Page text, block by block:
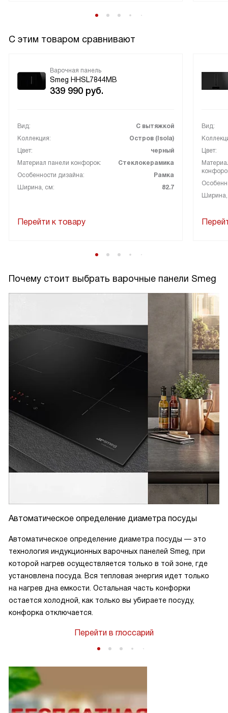
С этим товаром сравнивают
Варочная панель
Smeg HHSL7844MB
339 990 руб.
Вид:
С вытяжкой
Коллекция:
Остров (Isola)
Цвет:
черный
Материал панели конфорок:
Стеклокерамика
Особенности дизайна:
Рамка
Ширина, см:
82.7
Перейти к товару
Вид:
Цвет:
Почему стоит выбрать варочные панели Smeg
Автоматическое определение диаметра посуды
Автоматическое определение диаметра посуды — это
технология индукционных варочных панелей Smeg, при
которой нагрев осуществляется только в той зоне, где
установлена посуда. Вся тепловая энергия идет только
на нагрев дна емкости. Остальная часть конфорки
остается холодной, как только вы убираете посуду,
конфорка отключается.
Перейти в глоссарий